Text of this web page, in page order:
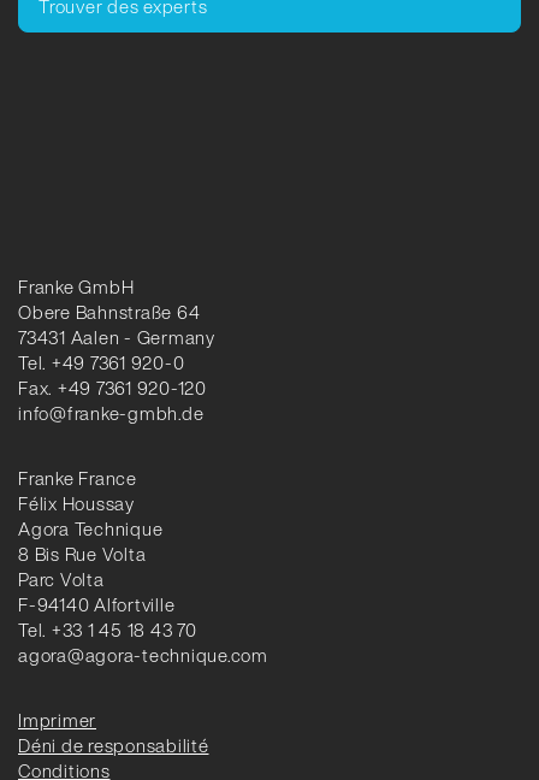
Trouver des experts
Franke GmbH
Obere Bahnstraße 64
73431 Aalen - Germany
Tel. +49 7361 920-0
Fax. +49 7361 920-120
info@franke-gmbh.de
Franke France
Félix Houssay
Agora Technique
8 Bis Rue Volta
Parc Volta
F-94140 Alfortville
Tel. +33 1 45 18 43 70
agora@agora-technique.com
Imprimer
Déni de responsabilité
Conditions